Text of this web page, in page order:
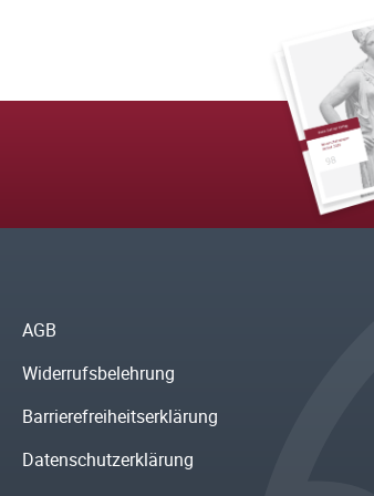
AGB
Widerrufsbelehrung
Barrierefreiheitserklärung
Datenschutzerklärung